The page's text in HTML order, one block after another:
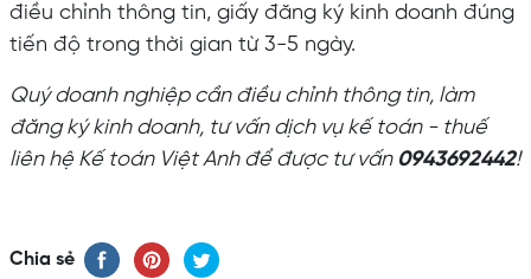
điều chỉnh thông tin, giấy đăng ký kinh doanh đúng
tiến độ trong thời gian từ 3-5 ngày.
Quý doanh nghiệp cần điều chỉnh thông tin, làm
đăng ký kinh doanh, tư vấn dịch vụ kế toán - thuế
liên hệ Kế toán Việt Anh để được tư vấn 0943692442!
Chia sẻ